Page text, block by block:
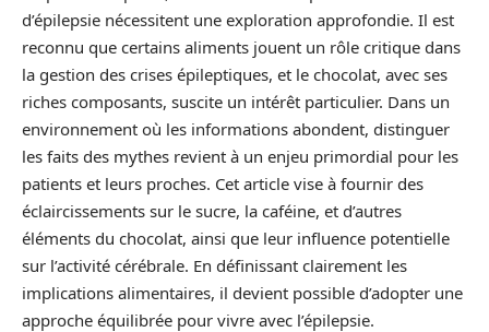
d’épilepsie nécessitent une exploration approfondie. Il est
reconnu que certains aliments jouent un rôle critique dans
la gestion des crises épileptiques, et le chocolat, avec ses
riches composants, suscite un intérêt particulier. Dans un
environnement où les informations abondent, distinguer
les faits des mythes revient à un enjeu primordial pour les
patients et leurs proches. Cet article vise à fournir des
éclaircissements sur le sucre, la caféine, et d’autres
éléments du chocolat, ainsi que leur influence potentielle
sur l’activité cérébrale. En définissant clairement les
implications alimentaires, il devient possible d’adopter une
approche équilibrée pour vivre avec l’épilepsie.